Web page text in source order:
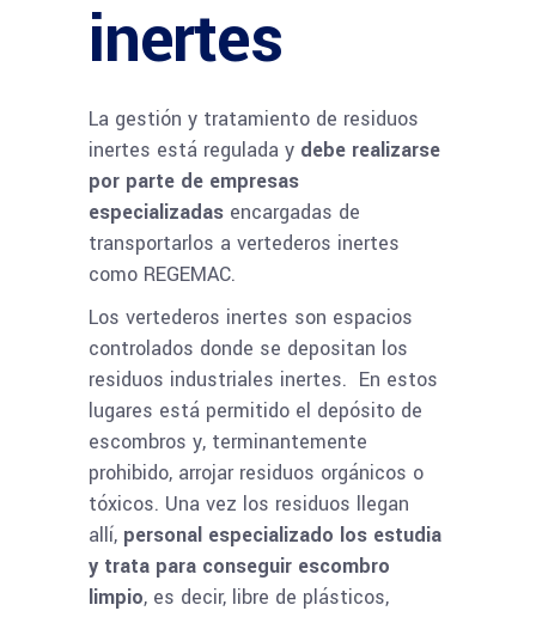
inertes
La gestión y tratamiento de residuos
inertes está regulada y debe realizarse
por parte de empresas
especializadas encargadas de
transportarlos a vertederos inertes
como REGEMAC.
Los vertederos inertes son espacios
controlados donde se depositan los
residuos industriales inertes. En estos
lugares está permitido el depósito de
escombros y, terminantemente
prohibido, arrojar residuos orgánicos o
tóxicos. Una vez los residuos llegan
allí, personal especializado los estudia
y trata para conseguir escombro
limpio, es decir, libre de plásticos,